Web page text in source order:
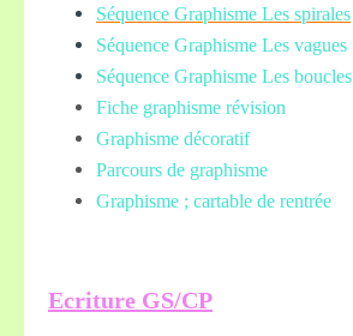
Séquence Graphisme Les spirales
Séquence Graphisme Les vagues
Séquence Graphisme Les boucles
Fiche graphisme révision
Graphisme décoratif
Parcours de graphisme
Graphisme ; cartable de rentrée
Ecriture GS/CP